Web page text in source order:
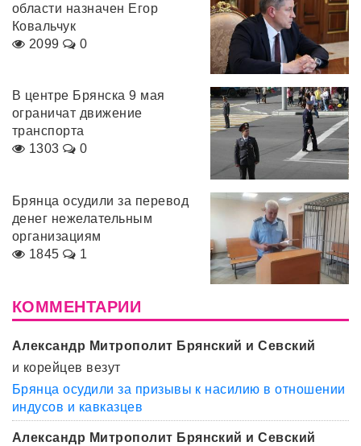
области назначен Егор
Ковальчук
2099
0
В центре Брянска 9 мая
ограничат движение
транспорта
1303
0
Брянца осудили за перевод
денег нежелательным
организациям
1845
1
КОММЕНТАРИИ
Александр Митрополит Брянский и Севский
и корейцев везут
Брянца осудили за призывы к насилию в отношении
индусов и кавказцев
Александр Митрополит Брянский и Севский